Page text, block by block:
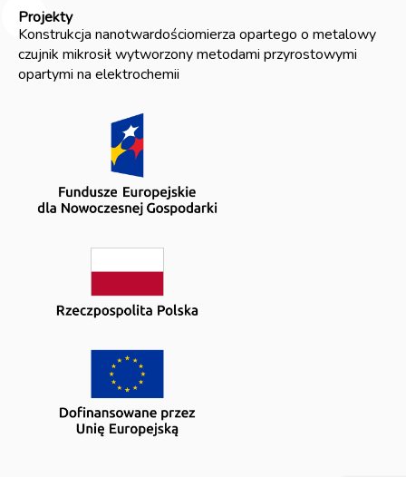
Projekty
Konstrukcja nanotwardościomierza opartego o metalowy
czujnik mikrosił wytworzony metodami przyrostowymi
opartymi na elektrochemii